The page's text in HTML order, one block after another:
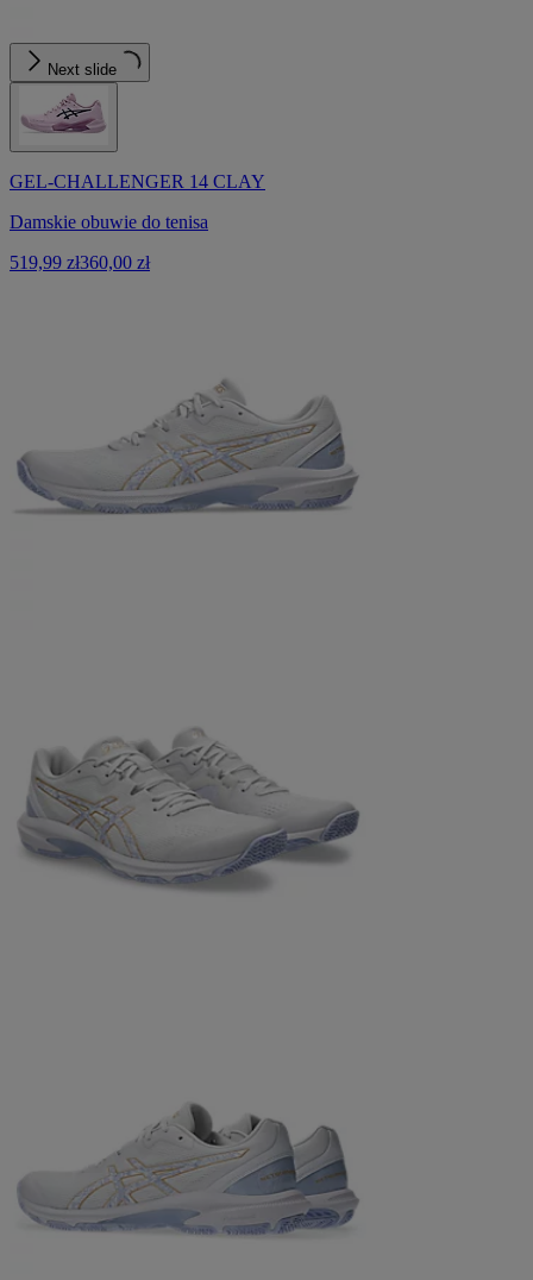
Next slide
GEL-CHALLENGER 14 CLAY
Damskie obuwie do tenisa
519,99 zł360,00 zł